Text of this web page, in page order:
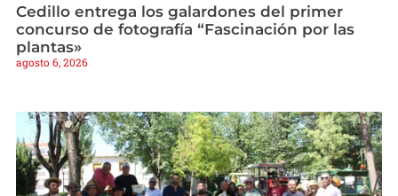
Cedillo entrega los galardones del primer
concurso de fotografía “Fascinación por las
plantas»
agosto 6, 2026